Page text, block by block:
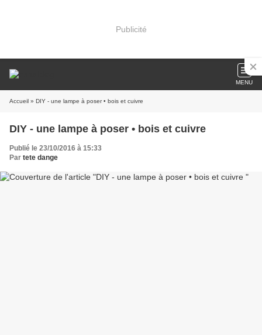
Publicité
MENU
Accueil » DIY - une lampe à poser • bois et cuivre
DIY - une lampe à poser • bois et cuivre
Publié le 23/10/2016 à 15:33
Par tete dange